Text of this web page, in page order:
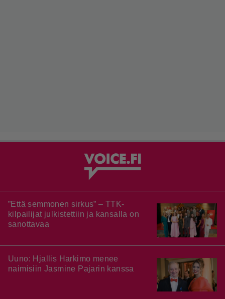
”Että semmonen sirkus” – TTK-
kilpailijat julkistettiin ja kansalla on
sanottavaa
Uuno: Hjallis Harkimo menee
naimisiin Jasmine Pajarin kanssa